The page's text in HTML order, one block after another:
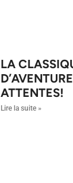
LA
ATTENTES!
Lire la suite »